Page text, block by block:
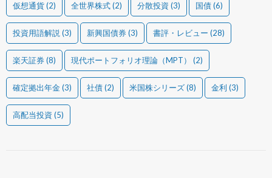
仮想通貨(2) 全世界株式(2) 分散投資 (3) 国債(6)
投資用語解説 (3) 新興国債券(3) 書評・レビュー (28)
楽天証券(8) 現代ポートフォリオ理論（MPT） (2)
確定拠出年金(3) 社債(2) 米国株シリーズ(8) 金利 (3)
高配当投資 (5)